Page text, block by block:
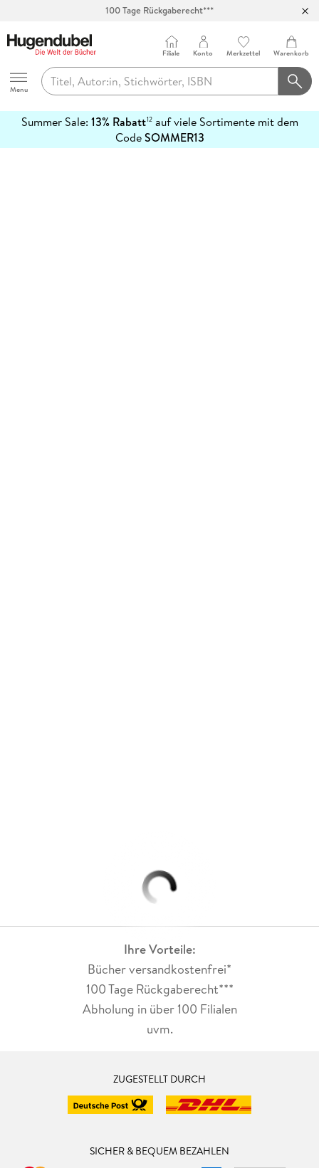
100 Tage Rückgaberecht***
Hugendubel
Menu
Filiale Konto Merkzettel Warenkorb
Summer Sale: 13% Rabatt12auf viele Sortimente mit dem
CodeSOMMER13
erfahren
Ihre Vorteile:
Bücher versandkostenfrei*
100 Tage Rückgaberecht***
Abholung in über 100 Filialen
uvm.
ZUGESTELLT DURCH
SICHER & BEQUEM BEZAHLEN